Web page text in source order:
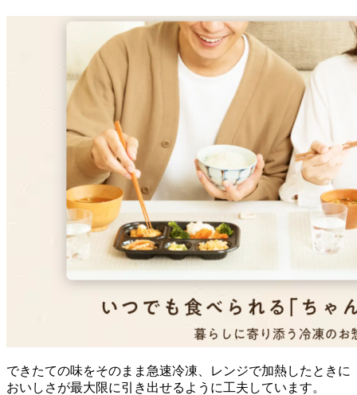
できたての味をそのまま急速冷凍、レンジで加熱したときに
おいしさが最大限に引き出せるように工夫 しています。